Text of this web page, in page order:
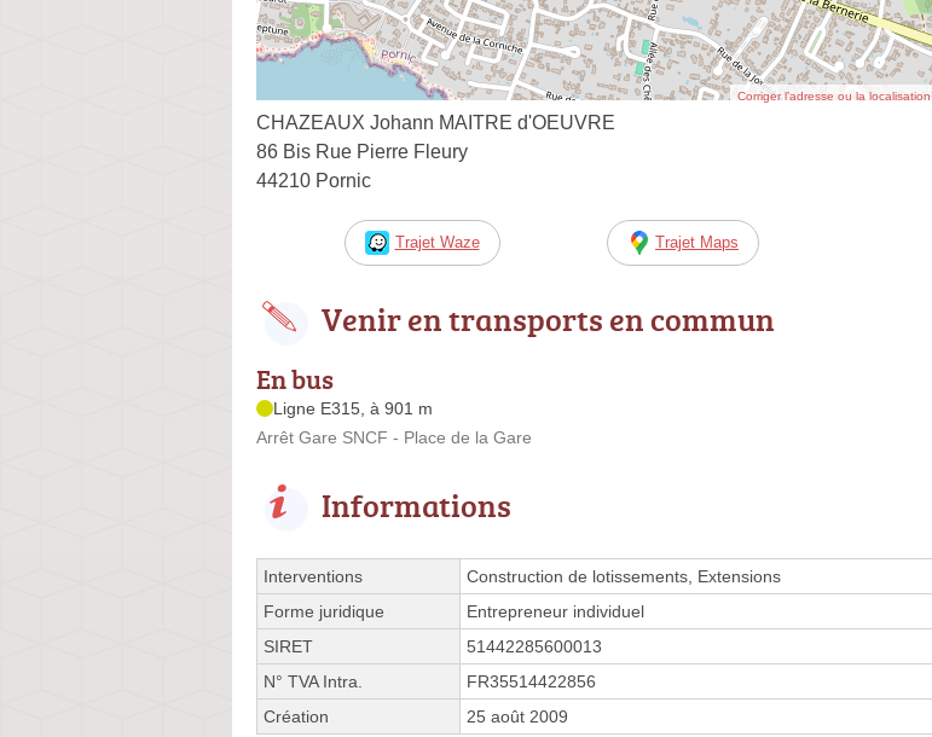
Corriger l’adresse ou la localisation
CHAZEAUX Johann MAITRE d'OEUVRE
86 Bis Rue Pierre Fleury
44210 Pornic
Trajet Waze Trajet Maps
Venir en transports en commun
En bus
Ligne E315, à 901 m
Arrêt Gare SNCF - Place de la Gare
Informations
Interventions
Construction de lotissements, Extensions
Forme juridique
Entrepreneur individuel
SIRET
51442285600013
N° TVA Intra.
FR35514422856
Création
25 août 2009